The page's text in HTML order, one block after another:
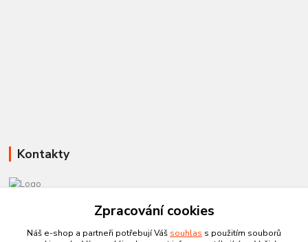
Kontakty
Zpracování cookies
Náš e-shop a partneři potřebují Váš souhlas s použitím souborů